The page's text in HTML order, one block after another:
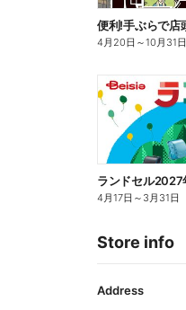
4月20日 ～10月31日
4月17日 ～ 3月31日
Store info
Address